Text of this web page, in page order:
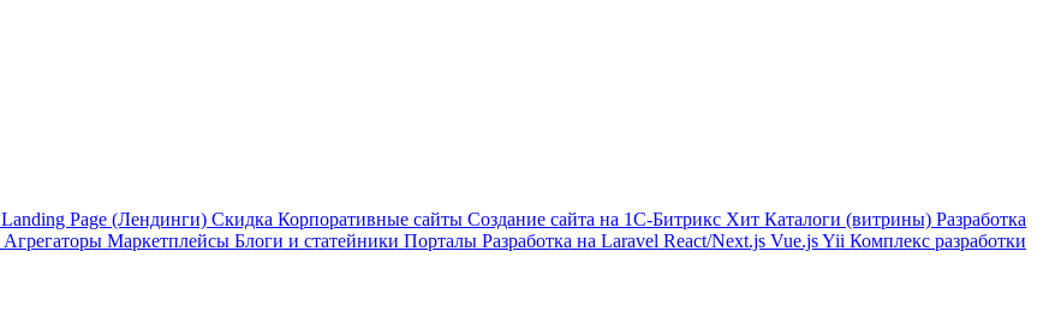
Landing Page (Лендинги) Скидка Корпоративные сайты Создание сайта на 1С-Битрикс Хит Каталоги (витрины) Разработка
Агрегаторы Маркетплейсы Блоги и статейники Порталы Разработка на Laravel React/Next.js Vue.jsYii Комплекс разработки